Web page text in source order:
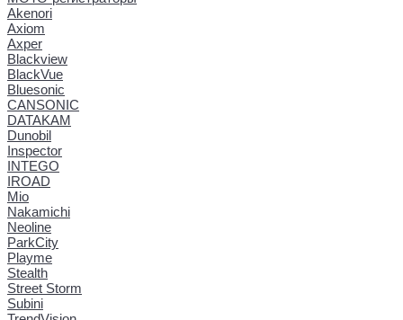
Akenori
Axiom
Axper
Blackview
BlackVue
Bluesonic
CANSONIC
DATAKAM
Dunobil
Inspector
INTEGO
IROAD
Mio
Nakamichi
Neoline
ParkCity
Playme
Stealth
Street Storm
Subini